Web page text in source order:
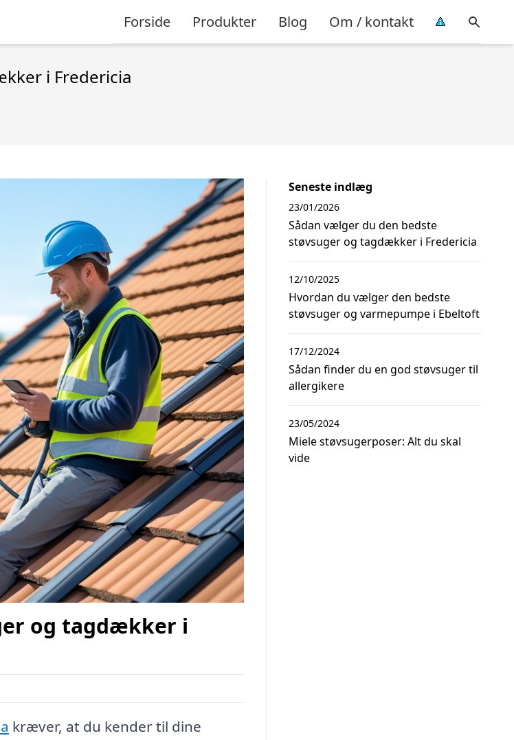
Forside Produkter Blog Om / kontakt
i Fredericia
og tagdækker i
kræver, at du kender til dine
Seneste indlæg
Sådan vælger du den bedste
støvsuger og tagdækker i Fredericia
23/01/2026
Hvordan du vælger den bedste
støvsuger og varmepumpe i Ebeltoft
12/10/2025
Sådan finder du en god støvsuger til
allergikere
17/12/2024
Miele støvsugerposer: Alt du skal
vide
23/05/2024